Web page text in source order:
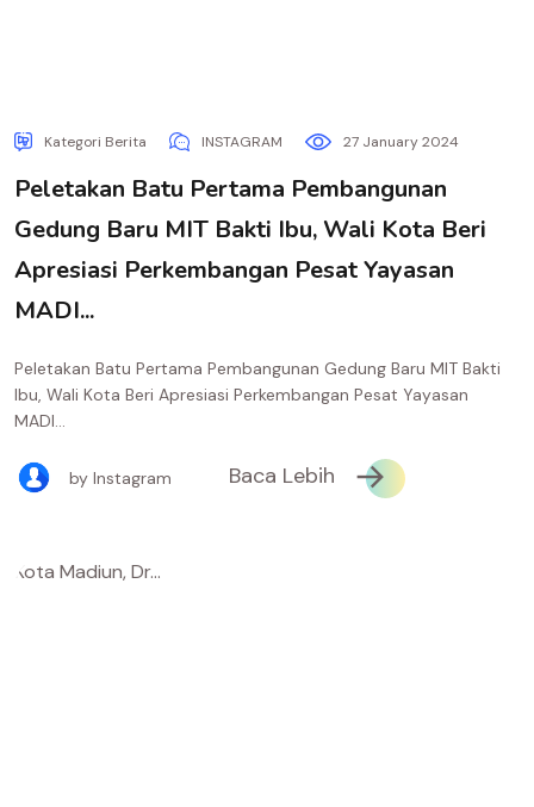
Kategori Berita INSTAGRAM 27 January 2024
Peletakan Batu Pertama Pembangunan
Gedung Baru MIT Bakti Ibu, Wali Kota Beri
Apresiasi Perkembangan Pesat Yayasan
MADI...
Peletakan Batu Pertama Pembangunan Gedung Baru MIT Bakti
Ibu, Wali Kota Beri Apresiasi Perkembangan Pesat Yayasan
MADI...
by Instagram Baca Lebih